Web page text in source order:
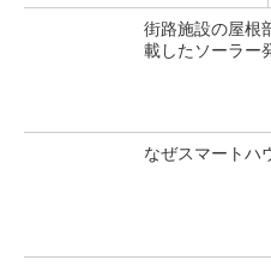
街路施設の屋根
載したソーラー
なぜスマートハ